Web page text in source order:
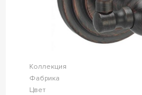
Коллекция
Фабрика
Цвет